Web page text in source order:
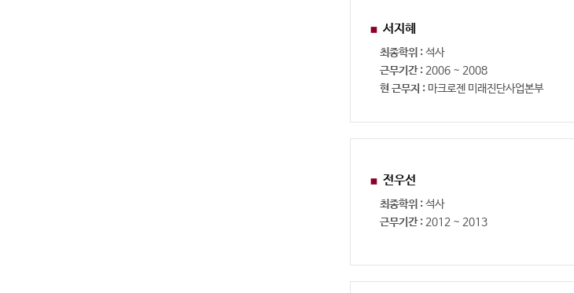
서지혜
최종학위 :석사
근무기간 : 2006 ~ 2008
현 근무지 : 마크로젠 미래진단사업본부
전우선
최종학위 :석사
근무기간 : 2012 ~ 2013